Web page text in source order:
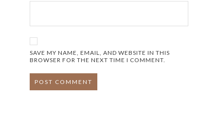
SAVE MY NAME, EMAIL, AND WEBSITE IN THIS
BROWSER FOR THE NEXT TIME I COMMENT.